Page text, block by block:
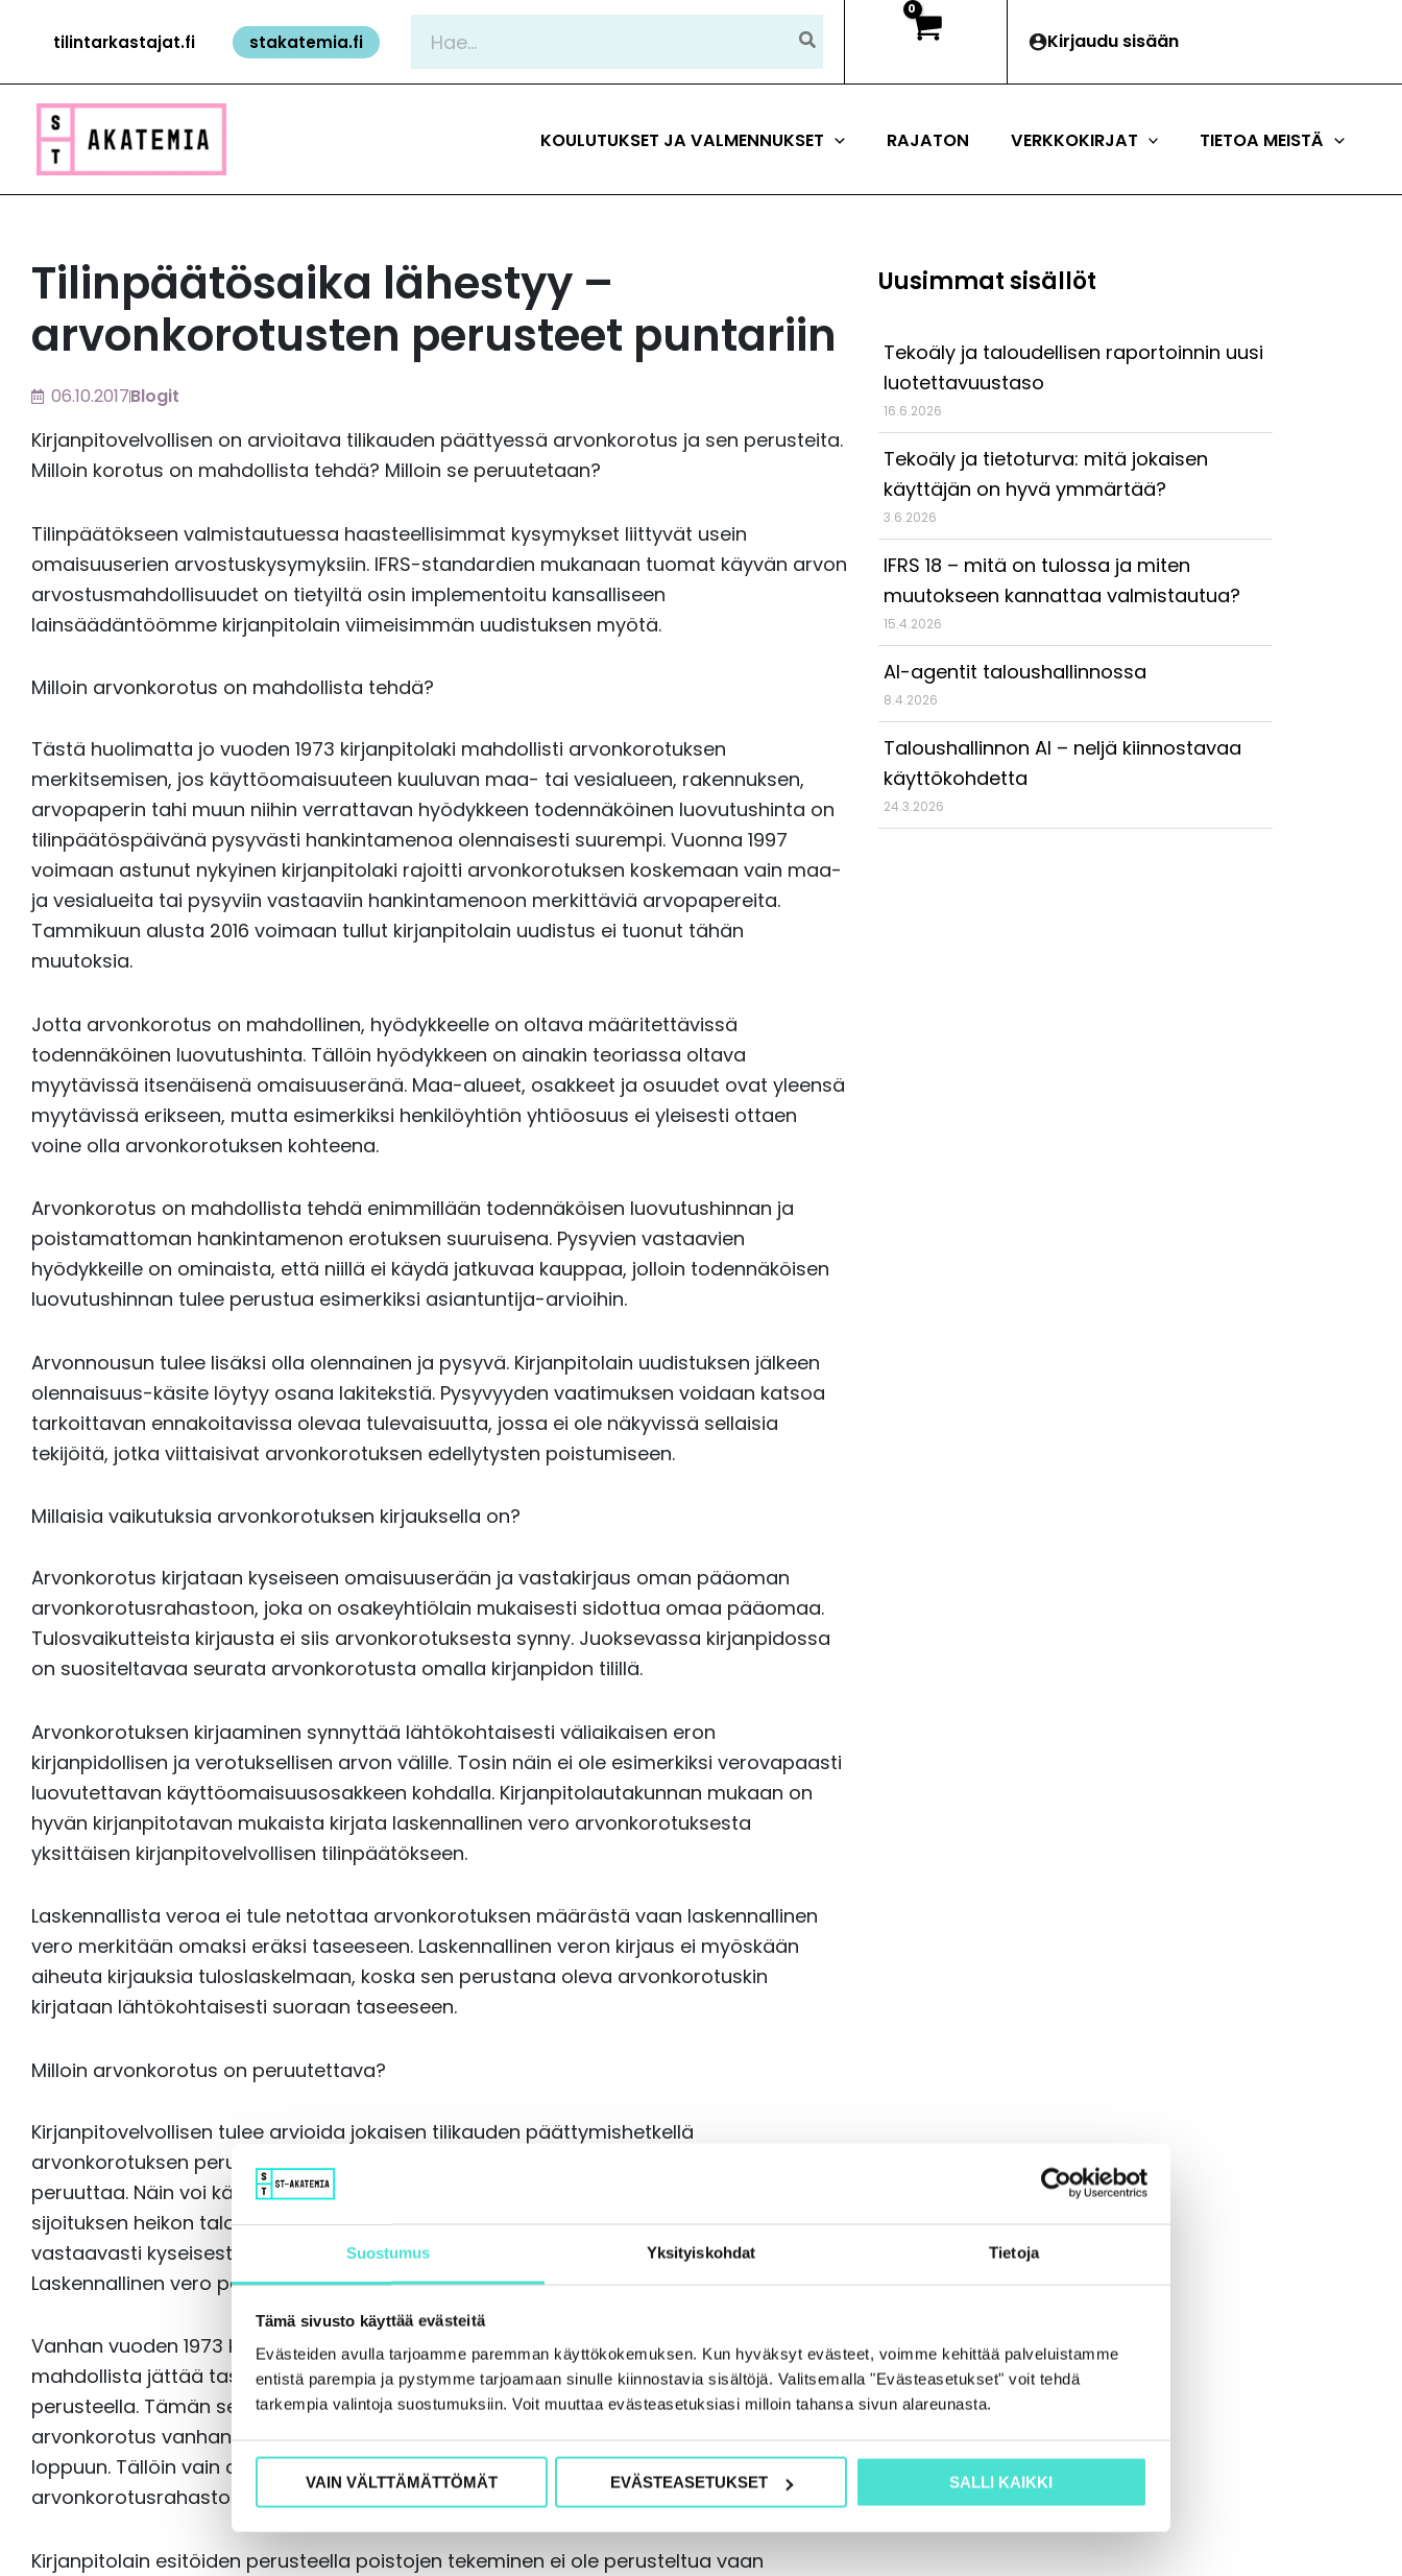
Suostumus Yksityiskohdat Tietoja
Tämä sivusto käyttää evästeitä
Evästeiden avulla tarjoamme paremman käyttökokemuksen. Kun hyväksyt evästeet, voimme kehittää palveluistamme
entistä parempia ja pystymme tarjoamaan sinulle kiinnostavia sisältöjä. Valitsemalla "Evästeasetukset" voit tehdä
tarkempia valintoja suostumuksiin. Voit muuttaa evästeasetuksiasi milloin tahansa sivun alareunasta.
VAIN VÄLTTÄMÄTTÖMÄT EVÄSTEASETUKSET SALLI KAIKKI
sisältööntilintarkastajat.fi stakatemia.fi Kirjaudu sisään
KOULUTUKSET JA VALMENNUKSET RAJATON VERKKOKIRJAT TIETOA MEISTÄ
Tilinpäätösaika lähestyy –
arvonkorotusten perusteet puntariin
06.10.2017Blogit
Kirjanpitovelvollisen on arvioitava tilikauden päättyessä arvonkorotus ja sen perusteita.
Milloin korotus on mahdollista tehdä? Milloin se peruutetaan?
Tilinpäätökseen valmistautuessa haasteellisimmat kysymykset liittyvät usein
omaisuuserien arvostuskysymyksiin. IFRS-standardien mukanaan tuomat käyvän arvon
arvostusmahdollisuudet on tietyiltä osin implementoitu kansalliseen
lainsäädäntöömme kirjanpitolain viimeisimmän uudistuksen myötä.
Milloin arvonkorotus on mahdollista tehdä?
Tästä huolimatta jo vuoden 1973 kirjanpitolaki mahdollisti arvonkorotuksen
merkitsemisen, jos käyttöomaisuuteen kuuluvan maa- tai vesialueen, rakennuksen,
arvopaperin tahi muun niihin verrattavan hyödykkeen todennäköinen luovutushinta on
tilinpäätöspäivänä pysyvästi hankintamenoa olennaisesti suurempi. Vuonna 1997
voimaan astunut nykyinen kirjanpitolaki rajoitti arvonkorotuksen koskemaan vain maa-
ja vesialueita tai pysyviin vastaaviin hankintamenoon merkittäviä arvopapereita.
Tammikuun alusta 2016 voimaan tullut kirjanpitolain uudistus ei tuonut tähän
muutoksia.
Jotta arvonkorotus on mahdollinen, hyödykkeelle on oltava määritettävissä
todennäköinen luovutushinta. Tällöin hyödykkeen on ainakin teoriassa oltava
myytävissä itsenäisenä omaisuuseränä. Maa-alueet, osakkeet ja osuudet ovat yleensä
myytävissä erikseen, mutta esimerkiksi henkilöyhtiön yhtiöosuus ei yleisesti ottaen
voine olla arvonkorotuksen kohteena.
Arvonkorotus on mahdollista tehdä enimmillään todennäköisen luovutushinnan ja
poistamattoman hankintamenon erotuksen suuruisena. Pysyvien vastaavien
hyödykkeille on ominaista, että niillä ei käydä jatkuvaa kauppaa, jolloin todennäköisen
luovutushinnan tulee perustua esimerkiksi asiantuntija-arvioihin.
Arvonnousun tulee lisäksi olla olennainen ja pysyvä. Kirjanpitolain uudistuksen jälkeen
olennaisuus-käsite löytyy osana lakitekstiä. Pysyvyyden vaatimuksen voidaan katsoa
tarkoittavan ennakoitavissa olevaa tulevaisuutta, jossa ei ole näkyvissä sellaisia
tekijöitä, jotka viittaisivat arvonkorotuksen edellytysten poistumiseen.
Millaisia vaikutuksia arvonkorotuksen kirjauksella on?
Arvonkorotus kirjataan kyseiseen omaisuuserään ja vastakirjaus oman pääoman
arvonkorotusrahastoon, joka on osakeyhtiölain mukaisesti sidottua omaa pääomaa.
Tulosvaikutteista kirjausta ei siis arvonkorotuksesta synny. Juoksevassa kirjanpidossa
on suositeltavaa seurata arvonkorotusta omalla kirjanpidon tilillä.
Arvonkorotuksen kirjaaminen synnyttää lähtökohtaisesti väliaikaisen eron
kirjanpidollisen ja verotuksellisen arvon välille. Tosin näin ei ole esimerkiksi verovapaasti
luovutettavan käyttöomaisuusosakkeen kohdalla. Kirjanpitolautakunnan mukaan on
hyvän kirjanpitotavan mukaista kirjata laskennallinen vero arvonkorotuksesta
yksittäisen kirjanpitovelvollisen tilinpäätökseen.
Laskennallista veroa ei tule netottaa arvonkorotuksen määrästä vaan laskennallinen
vero merkitään omaksi eräksi taseeseen. Laskennallinen veron kirjaus ei myöskään
aiheuta kirjauksia tuloslaskelmaan, koska sen perustana oleva arvonkorotuskin
kirjataan lähtökohtaisesti suoraan taseeseen.
Milloin arvonkorotus on peruutettava?
Kirjanpitovelvollisen tulee arvioida jokaisen tilikauden päättymishetkellä
arvonkorotuksen perusteita. Mikäli arvonkorotus osoittautuu aiheettomaksi, se tulee
peruuttaa. Näin voi käydä esimerkiksi maa-alueen saastumisen tai pysyvien vastaavien
sijoituksen heikon taloudellisen kehityksen seurauksena. Arvonkorotus perutaan
vastaavasti kyseisestä omaisuuserästä ja oman pääoman arvonkorotusrahastosta.
Laskennallinen vero perutaan vastaavasti ilman tulosvaikutusta.
Vanhan vuoden 1973 kirjanpitolain mukaisesti tehdyt arvonkorotukset on ollut
mahdollista jättää taseeseen voimassaolevan kirjanpitolain siirtymäsäännösten
perusteella. Tämän seurauksena esimerkiksi rakennukseen on saatettu tehdä
arvonkorotus vanhan lain mukaisesti ja alkuperäinen hankintameno on poistettu
loppuun. Tällöin vain arvonkorotus on jäljellä ja mahdollisesti oman pääoman
arvonkorotusrahasto on siirretty osaksi osakepääomaa.
Kirjanpitolain esitöiden perusteella poistojen tekeminen ei ole perusteltua vaan
Uusimmat sisällöt
Tekoäly ja taloudellisen raportoinnin uusi
luotettavuustaso
16.6.2026
Tekoäly ja tietoturva: mitä jokaisen
käyttäjän on hyvä ymmärtää?
3.6.2026
IFRS 18 – mitä on tulossa ja miten
muutokseen kannattaa valmistautua?
15.4.2026
AI-agentit taloushallinnossa
8.4.2026
Taloushallinnon AI – neljä kiinnostavaa
käyttökohdetta
24.3.2026